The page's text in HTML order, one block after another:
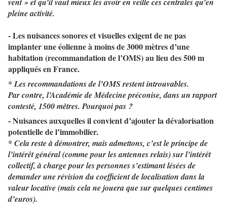
pleine activité.
- Les nuisances sonores et visuelles exigent de ne pas
implanter une éolienne à moins de 3000 mètres d’une
habitation (recommandation de l’OMS) au lieu des 500 m
appliqués en France.
* Les recommandations de l’OMS restent introuvables.
Par contre, l’Académie de Médecine préconise, dans un rapport
contesté, 1500 mètres. Pourquoi pas ?
- Nuisances auxquelles il convient d’ajouter la dévalorisation
potentielle de l’immobilier.
* Cela reste à démontrer, mais admettons, c’est le principe de
l’intérêt général (comme pour les antennes relais) sur l’intérêt
collectif, à charge pour les personnes s’estimant lésées de
demander une révision du coefficient de localisation dans la
valeur locative (mais cela ne jouera que sur quelques centimes
d’euros).